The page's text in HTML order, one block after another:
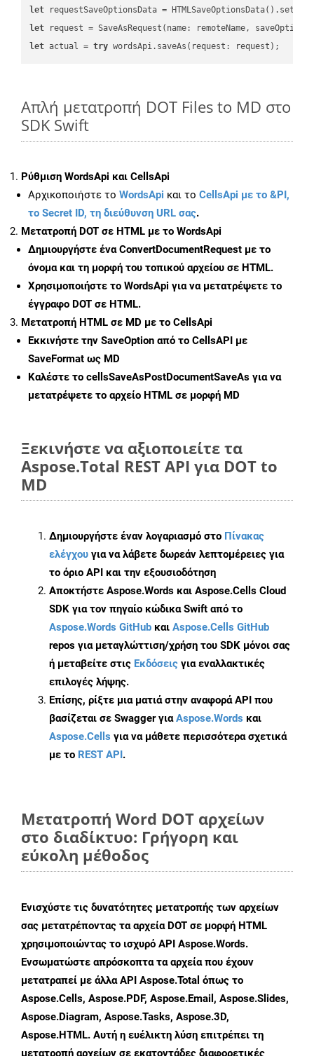
let requestSaveOptionsData =
let request = SaveAsRequest(name: remoteName,
let actual = try
Απλή μετατροπή DOT Files to MD στο
SDK Swift
Ρύθμιση WordsApi και CellsApi
Αρχικοποιήστε το WordsApi και το CellsApi με το &PI,
το Secret ID, τη διεύθυνση URL σας.
Μετατροπή DOT σε HTML με το WordsApi
Δημιουργήστε έναConvertDocumentRequest με το
όνομα και τη μορφή του τοπικού αρχείου σε HTML.
Χρησιμοποιήστε το WordsApi για να μετατρέψετε το
έγγραφο DOT σε HTML.
Μετατροπή HTML σε MD με το CellsApi
Εκκινήστε την SaveOption από το CellsAPI με
SaveFormat ως MD
Καλέστε το cellsSaveAsPostDocumentSaveAs για να
μετατρέψετε το αρχείο HTML σε μορφή MD
Ξεκινήστε να αξιοποιείτε τα
Aspose.Total REST API για DOT to
MD
Δημιουργήστε έναν λογαριασμό στο Πίνακας
ελέγχου για να λάβετε δωρεάν λεπτομέρειες για
το όριο API και την εξουσιοδότηση
Αποκτήστε Aspose.Words και Aspose.Cells Cloud
SDK για τον πηγαίο κώδικα Swift από το
Aspose.Words GitHub και Aspose.Cells GitHub
repos για μεταγλώττιση/χρήση του SDK μόνοι σας
ή μεταβείτε στις Εκδόσεις για εναλλακτικές
επιλογές λήψης.
Επίσης, ρίξτε μια ματιά στην αναφορά API που
βασίζεται σε Swagger γιαAspose.Words και
Aspose.Cells για να μάθετε περισσότερα σχετικά
με το REST API.
Μετατροπή Word DOT αρχείων
στο διαδίκτυο: Γρήγορη και
εύκολη μέθοδος
Ενισχύστε τις δυνατότητες μετατροπής των αρχείων
σας μετατρέποντας τα αρχεία DOT σε μορφή HTML
χρησιμοποιώντας το ισχυρό API Aspose.Words.
Ενσωματώστε απρόσκοπτα τα αρχεία που έχουν
μετατραπεί με άλλα API Aspose.Total όπως το
Aspose.Cells, Aspose.PDF, Aspose.Email, Aspose.Slides,
Aspose.Diagram, Aspose.Tasks, Aspose.3D,
Aspose.HTML. Αυτή η ευέλικτη λύση επιτρέπει τη
μετατροπή αρχείων σε εκατοντάδες διαφορετικές